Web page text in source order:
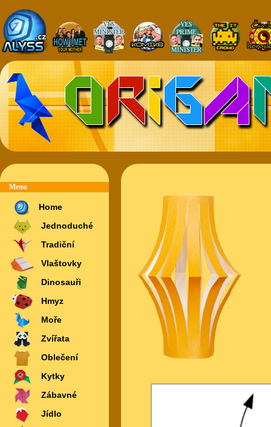
Menu
Home
Jednoduché
Tradiční
Vlaštovky
Dinosauři
Hmyz
Moře
Zvířata
Oblečení
Kytky
Zábavné
Jídlo